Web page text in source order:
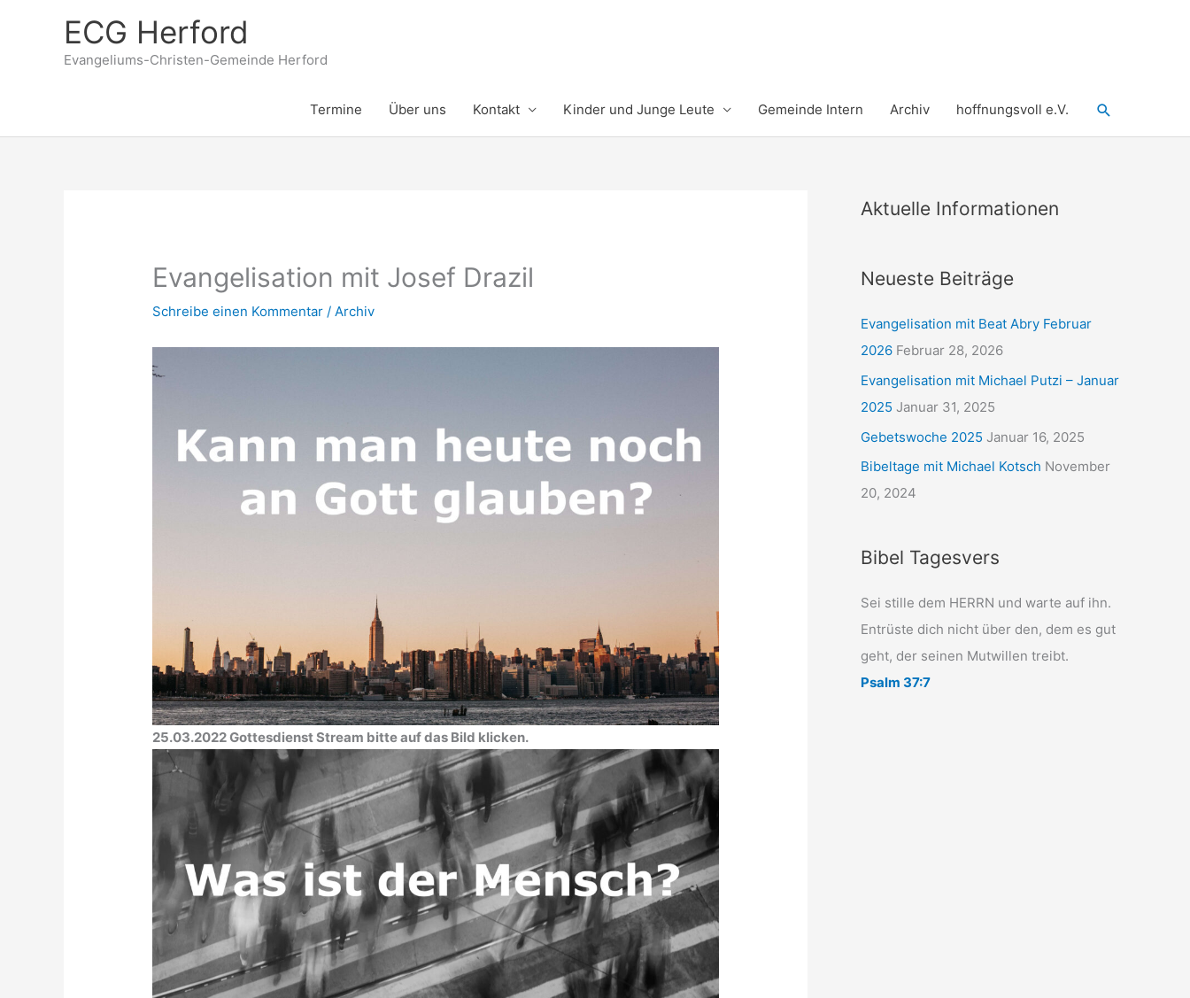
ECG Herford
Evangeliums-Christen-Gemeinde Herford
Termine Über uns Kontakt Kinder und Junge Leute Gemeinde Intern Archiv hoffnungsvoll e.V. Suchen
Evangelisation mit Josef Drazil
Schreibe einen Kommentar /Archiv
25.03.2022 Gottesdienst Stream bitte auf das Bild klicken.
Aktuelle Informationen
Neueste Beiträge
Evangelisation mit Beat Abry Februar
2026 Februar 28, 2026
Evangelisation mit Michael Putzi – Januar
2025 Januar 31, 2025
Gebetswoche 2025 Januar 16, 2025
Bibeltage mit Michael Kotsch November
20, 2024
Bibel Tagesvers
Sei stille dem HERRN und warte auf ihn.
Entrüste dich nicht über den, dem es gut
geht, der seinen Mutwillen treibt.
Psalm 37:7